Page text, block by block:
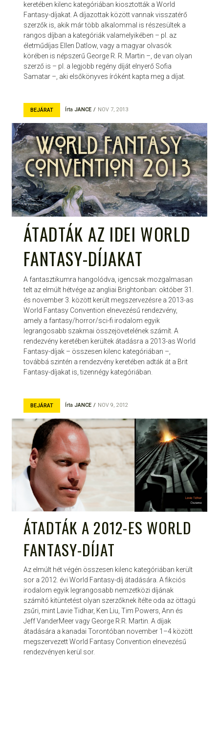
keretében kilenc kategóriában kiosztották a World
Fantasy-díjakat. A díjazottak között vannak visszatérő
szerzők is, akik már több alkalommal is részesültek a
rangos díjban a kategóriák valamelyikében – pl. az
életműdíjas Ellen Datlow, vagy a magyar olvasók
körében is népszerű George R. R. Martin –, de van olyan
szerző is – pl. a legjobb regény díját elnyerő Sofia
Samatar –, aki elsőkönyves íróként kapta meg a díjat.
BEJÁRAT Írta JANCE NOV 7, 2013
ÁTADTÁK AZ IDEI WORLD
FANTASY-DÍJAKAT
A fantasztikumra hangolódva, igencsak mozgalmasan
telt az elmúlt hétvége az angliai Brightonban: október 31.
és november 3. között került megszervezésre a 2013-as
World Fantasy Convention elnevezésű rendezvény,
amely a fantasy/horror/sci-fi irodalom egyik
legrangosabb szakmai összejövetelének számít. A
rendezvény keretében kerültek átadásra a 2013-as World
Fantasy-díjak – összesen kilenc kategóriában –,
továbbá szintén a rendezvény keretében adták át a Brit
Fantasy-díjakat is, tizennégy kategóriában.
BEJÁRAT Írta JANCE NOV 9, 2012
ÁTADTÁK A 2012-ES WORLD
FANTASY-DÍJAT
Az elmúlt hét végén összesen kilenc kategóriában került
sor a 2012. évi World Fantasy-díj átadására. A fikciós
irodalom egyik legrangosabb nemzetközi díjának
számító kitüntetést olyan szerzőknek ítélte oda az öttagú
zsűri, mint Lavie Tidhar, Ken Liu, Tim Powers, Ann és
Jeff VanderMeer vagy George R.R. Martin. A díjak
átadására a kanadai Torontóban november 1–4 között
megszervezett World Fantasy Convention elnevezésű
rendezvényen kerül sor.